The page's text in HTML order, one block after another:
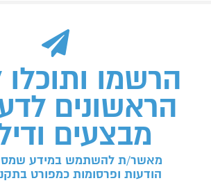
הרשמו ותוכלו
הראשונים
מבצעים
מאשר/ת להשתמש במידע
הודעות ופרסומות כמפורט